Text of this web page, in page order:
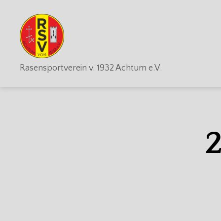
RSV
Achtum
Rasensportverein v. 1932 Achtum e.V.